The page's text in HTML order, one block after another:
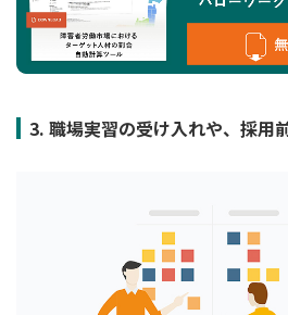
3. 職場実習の受け入れや、採用